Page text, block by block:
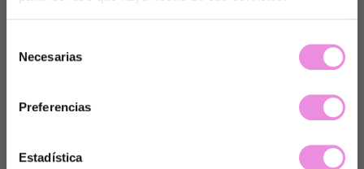
Necesarias
Preferencias
EstadísticaDepresión, ansiedad y estrés